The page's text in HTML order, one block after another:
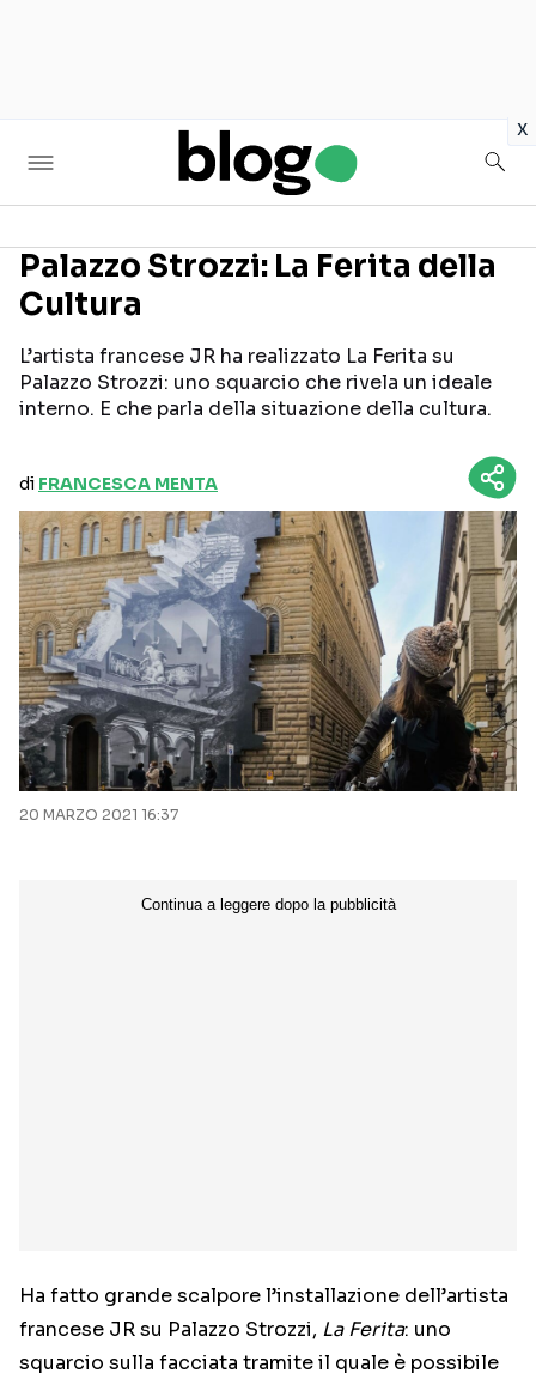
x
Palazzo Strozzi: La Ferita della
Cultura
L’artista francese JR ha realizzato La Ferita su
Palazzo Strozzi: uno squarcio che rivela un ideale
interno. E che parla della situazione della cultura.
di FRANCESCA MENTA
20 MARZO 2021 16:37
Ha fatto grande scalpore l’installazione dell’artista
francese JR su Palazzo Strozzi, La Ferita: uno
squarcio sulla facciata tramite il quale è possibile